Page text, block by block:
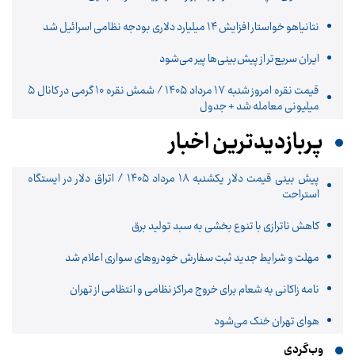
نتانیاهو خواستار افزایش ۱۴ میلیارد دلاری بودجه نظامی اسرائیل شد
ایران سریع‌تر از پیش‌بینی‌ها پیر می‌شود
قیمت نقره امروز شنبه ۱۷ مرداد ۱۴۰۵ / شمش نقره ۱۰ گرمی در کانال ۵
میلیونی معامله شد + جدول
پربازدیدترین اخبار
پیش ‌بینی قیمت دلار یکشنبه ۱۸ مرداد ۱۴۰۵ / اتراق دلار در ایستگاه
استراحت
کاهش ناترازی با تنوع بخشی به سبد تولید برق
مهلت و شرایط جدید ثبت سفارش خودروهای سواری اعلام شد
نامه زاکانی به شعام برای خروج مراکز نظامی و انتظامی از تهران
هوای تهران خنک می‌شود
وب‌گردی